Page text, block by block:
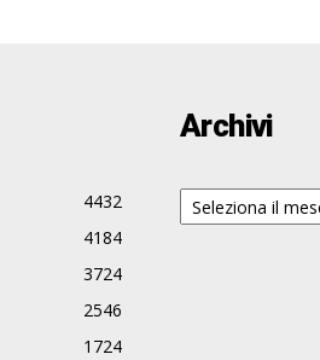
4432
4184
3724
2546
1724
Archivi
Archivi